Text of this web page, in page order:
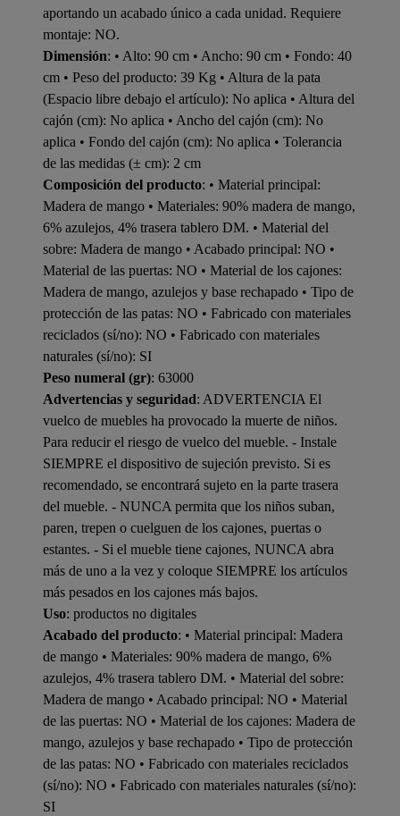
aportando un acabado único a cada unidad. Requiere
montaje: NO.
Dimensión: • Alto: 90 cm • Ancho: 90 cm • Fondo: 40
cm • Peso del producto: 39 Kg • Altura de la pata
(Espacio libre debajo el artículo): No aplica • Altura del
cajón (cm): No aplica • Ancho del cajón (cm): No
aplica • Fondo del cajón (cm): No aplica • Tolerancia
de las medidas (± cm): 2 cm
Composición del producto: • Material principal:
Madera de mango • Materiales: 90% madera de mango,
6% azulejos, 4% trasera tablero DM. • Material del
sobre: Madera de mango • Acabado principal: NO •
Material de las puertas: NO • Material de los cajones:
Madera de mango, azulejos y base rechapado • Tipo de
protección de las patas: NO • Fabricado con materiales
reciclados (sí/no): NO • Fabricado con materiales
naturales (sí/no): SI
Peso numeral (gr): 63000
Advertencias y seguridad: ADVERTENCIA El
vuelco de muebles ha provocado la muerte de niños.
Para reducir el riesgo de vuelco del mueble. - Instale
SIEMPRE el dispositivo de sujeción previsto. Si es
recomendado, se encontrará sujeto en la parte trasera
del mueble. - NUNCA permita que los niños suban,
paren, trepen o cuelguen de los cajones, puertas o
estantes. - Si el mueble tiene cajones, NUNCA abra
más de uno a la vez y coloque SIEMPRE los artículos
más pesados en los cajones más bajos.
Uso: productos no digitales
Acabado del producto: • Material principal: Madera
de mango • Materiales: 90% madera de mango, 6%
azulejos, 4% trasera tablero DM. • Material del sobre:
Madera de mango • Acabado principal: NO • Material
de las puertas: NO • Material de los cajones: Madera de
mango, azulejos y base rechapado • Tipo de protección
de las patas: NO • Fabricado con materiales reciclados
(sí/no): NO • Fabricado con materiales naturales (sí/no):
SI